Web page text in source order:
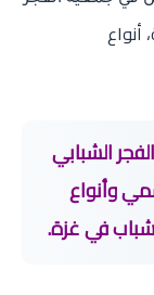
أنواع
الشبابي
وأنواع
في غزة.